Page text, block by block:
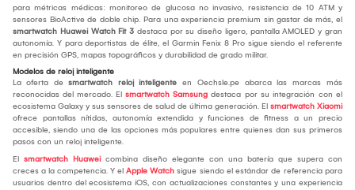
para métricas médicas: monitoreo de glucosa no invasivo, resistencia de 10 ATM y
sensores BioActive de doble chip. Para una experiencia premium sin gastar de más, el
smartwatch Huawei Watch Fit 3 destaca por su diseño ligero, pantalla AMOLED y gran
autonomía. Y para deportistas de élite, el Garmin Fenix 8 Pro sigue siendo el referente
en precisión GPS, mapas topográficos y durabilidad de grado militar.
Modelos de reloj inteligente
La oferta de smartwatch reloj inteligente en Oechsle.pe abarca las marcas más
reconocidas del mercado. El smartwatch Samsung destaca por su integración con el
ecosistema Galaxy y sus sensores de salud de última generación. El smartwatch Xiaomi
ofrece pantallas nítidas, autonomía extendida y funciones de fitness a un precio
accesible, siendo una de las opciones más populares entre quienes dan sus primeros
pasos con un reloj inteligente.
El smartwatch Huaweicombina diseño elegante con una batería que supera con
creces a la competencia. Y el Apple Watch sigue siendo el estándar de referencia para
usuarios dentro del ecosistema iOS, con actualizaciones constantes y una experiencia